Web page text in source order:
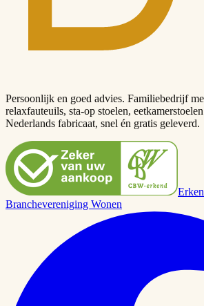
Persoonlijk en goed advies. Familiebedrijf
relaxfauteuils, sta-op stoelen,
Nederlands fabricaat, snel én gratis geleverd.
Branchevereniging Wonen